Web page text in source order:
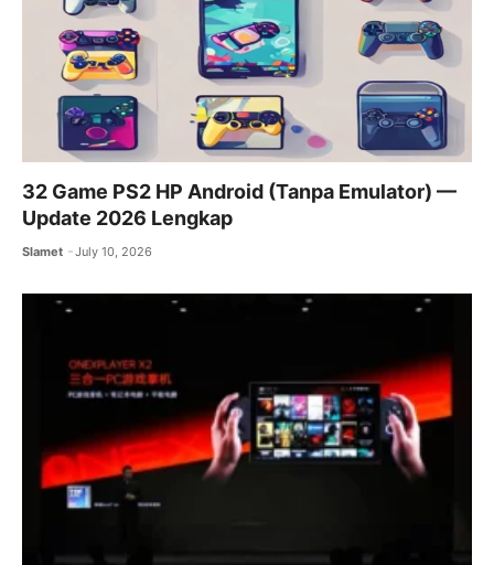
32 Game PS2 HP Android (Tanpa Emulator) —
Update 2026 Lengkap
Slamet July 10, 2026